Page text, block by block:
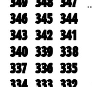
346 345 344
343 342 341
340 339 338
337 336 335